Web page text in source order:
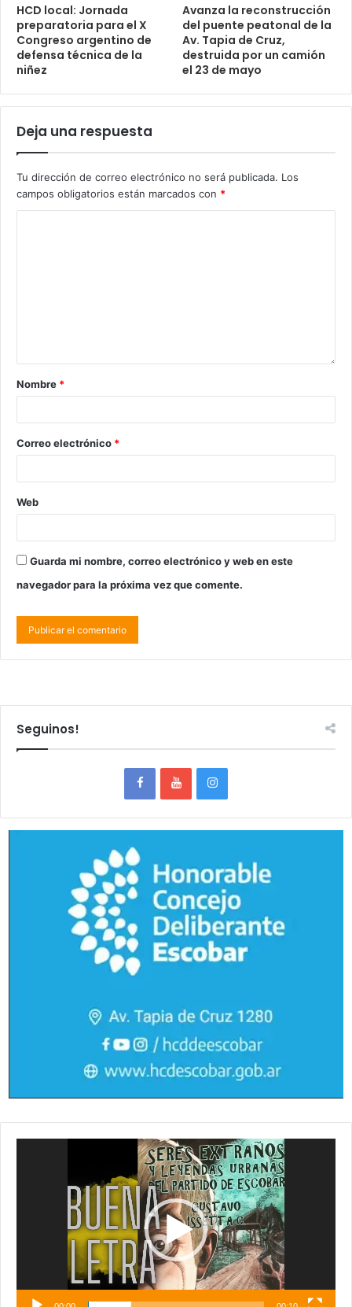
HCD local: Jornada
preparatoria para el X
Congreso argentino de
defensa técnica de la
niñez
Avanza la reconstrucción
del puente peatonal de la
Av. Tapia de Cruz,
destruida por un camión
el 23 de mayo
Deja una respuesta
Tu dirección de correo electrónico no será publicada. Los
campos obligatorios están marcados con *
Nombre *
Correo electrónico *
Web
Guarda mi nombre, correo electrónico y web en este
navegador para la próxima vez que comente.
Seguinos!